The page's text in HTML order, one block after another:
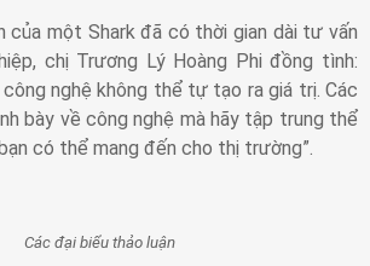
của một Shark đã có thời gian dài tư vấn
chị Trương Lý Hoàng Phi đồng tình:
công nghệ không thể tự tạo ra giá trị. Các
bày về công nghệ mà hãy tập trung thể
có thể mang đến cho thị trường”.
Các đại biểu thảo luận